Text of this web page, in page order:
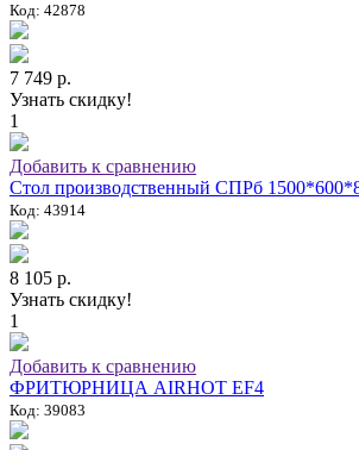
Код: 42878
7 749 р.
Узнать скидку!
1
Добавить к сравнению
Стол производственный СПРб
Код: 43914
8 105 р.
Узнать скидку!
1
Добавить к сравнению
ФРИТЮРНИЦА AIRHOT EF4
Код: 39083